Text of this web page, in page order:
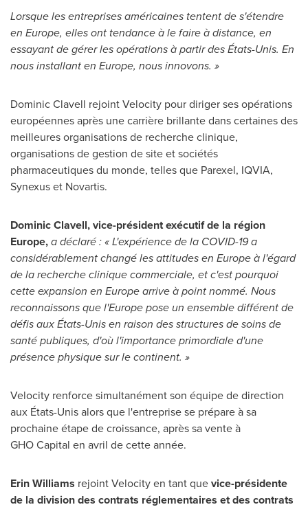
Lorsque les entreprises américaines tentent de s'étendre
en Europe, elles ont tendance à le faire à distance, en
essayant de gérer les opérations à partir des États-Unis. En
nous installant en Europe, nous innovons. »
Dominic Clavell rejoint Velocity pour diriger ses opérations
européennes après une carrière brillante dans certaines des
meilleures organisations de recherche clinique,
organisations de gestion de site et sociétés
pharmaceutiques du monde, telles que Parexel, IQVIA,
Synexus et Novartis.
Dominic Clavell, vice-président exécutif de la région
Europe,a déclaré : « L'expérience de la COVID-19 a
considérablement changé les attitudes en Europeà l'égard
de la recherche clinique commerciale, et c'est pourquoi
cette expansion en Europearrive à point nommé. Nous
reconnaissons que l'Europepose un ensemble différent de
défis aux États-Unis en raison des structures de soins de
santé publiques, d'où l'importance primordiale d'une
présence physique sur le continent. »
Velocity renforce simultanément son équipe de direction
aux États-Unis alors que l'entreprise se prépare à sa
prochaine étape de croissance, après sa vente à
GHO Capital en avril de cette année.
Erin Williams rejoint Velocity en tant quevice-présidente
de la division des contrats réglementaires et des contrats